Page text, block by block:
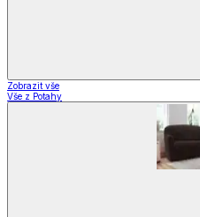
Zobrazit vše
Vše z Potahy